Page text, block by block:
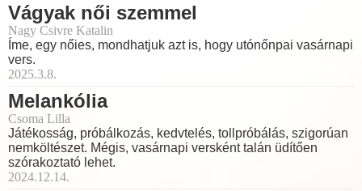
Vágyak női szemmel
Nagy Csivre Katalin
Íme, egy nőies, mondhatjuk azt is, hogy utónőnpai vasárnapi
vers.
2025.3.8.
Melankólia
Csoma Lilla
Játékosság, próbálkozás, kedvtelés, tollpróbálás, szigorúan
nemköltészet. Mégis, vasárnapi versként talán üdítően
szórakoztató lehet.
2024.12.14.